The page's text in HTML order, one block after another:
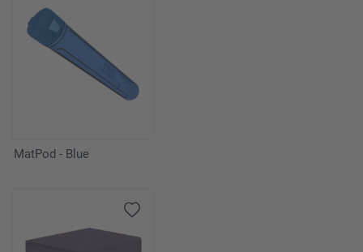
MatPod - Blue